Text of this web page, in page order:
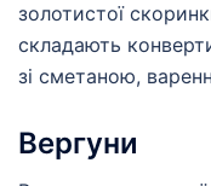
золотистої
складають
зі сметаною,
Вергуни